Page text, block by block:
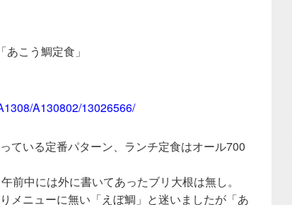
こう鯛定食」
A130802/13026566/
ている定番パターン、ランチ定食はオール700
前中には外に書いてあったブリ大根は無し。
メニューに無い「えぼ鯛」と迷いましたが「あ